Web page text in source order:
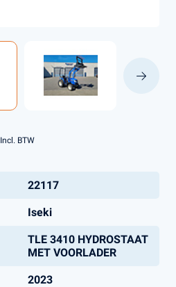
Incl. BTW
22117
Iseki
TLE 3410 HYDROSTAAT
MET VOORLADER
2023